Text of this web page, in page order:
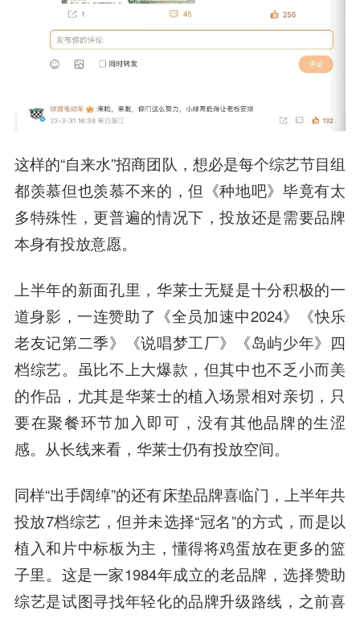
这样的“自来水”招商团队，想必是每个综艺节目组
都羡慕但也羡慕不来的，但《种地吧》毕竟有太
多特殊性，更普遍的情况下，投放还是需要品牌
本身有投放意愿。
上半年的新面孔里，华莱士无疑是十分积极的一
道身影，一连赞助了《全员加速中2024》《快乐
老友记第二季》《说唱梦工厂》《岛屿少年》四
档综艺。虽比不上大爆款，但其中也不乏小而美
的作品，尤其是华莱士的植入场景相对亲切，只
要在聚餐环节加入即可，没有其他品牌的生涩
感。从长线来看，华莱士仍有投放空间。
同样“出手阔绰”的还有床垫品牌喜临门，上半年共
投放7档综艺，但并未选择“冠名”的方式，而是以
植入和片中标板为主，懂得将鸡蛋放在更多的篮
子里。这是一家1984年成立的老品牌，选择赞助
综艺是试图寻找年轻化的品牌升级路线，之前喜